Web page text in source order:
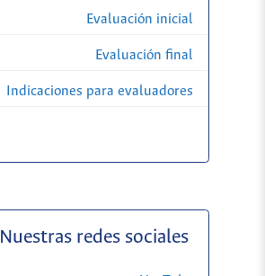
Evaluación inicial
Evaluación final
Indicaciones para evaluadores
Nuestras redes sociales